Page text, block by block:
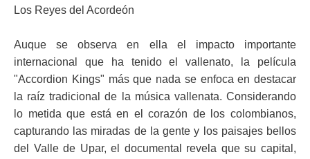
Los Reyes del Acordeón
Auque se observa en ella el impacto importante
internacional que ha tenido el vallenato, la película
"Accordion Kings" más que nada se enfoca en destacar
la raíz tradicional de la música vallenata. Considerando
lo metida que está en el corazón de los colombianos,
capturando las miradas de la gente y los paisajes bellos
del Valle de Upar, el documental revela que su capital,